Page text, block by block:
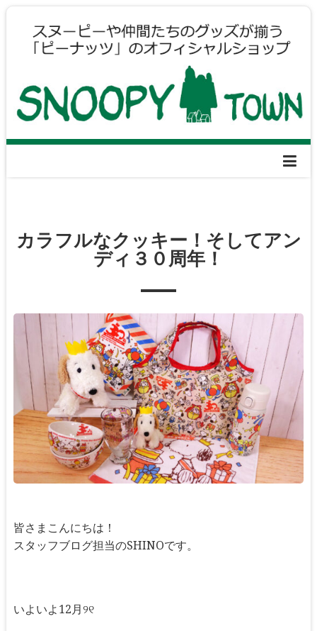
カラフルなクッキー！そしてアン
ディ３０周年！
皆さまこんにちは！
スタッフブログ担当のSHINOです。
いよいよ12月୨୧